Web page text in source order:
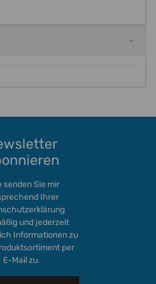
senden Sie mir
Ihrer
und jederzeit
Informationen zu
per
E-Mail zu.